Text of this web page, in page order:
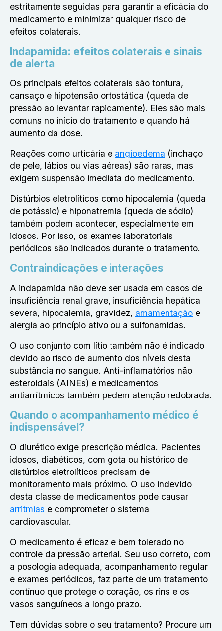
estritamente seguidas para garantir a eficácia do
medicamento e minimizar qualquer risco de
efeitos colaterais.
Indapamida: efeitos colaterais e sinais
de alerta
Os principais efeitos colaterais são tontura,
cansaço e hipotensão ortostática (queda de
pressão ao levantar rapidamente). Eles são mais
comuns no início do tratamento e quando há
aumento da dose.
Reações como urticária e angioedema (inchaço
de pele, lábios ou vias aéreas) são raras, mas
exigem suspensão imediata do medicamento.
Distúrbios eletrolíticos como hipocalemia (queda
de potássio) e hiponatremia (queda de sódio)
também podem acontecer, especialmente em
idosos. Por isso, os exames laboratoriais
periódicos são indicados durante o tratamento.
Contraindicações e interações
A indapamida não deve ser usada em casos de
insuficiência renal grave, insuficiência hepática
severa, hipocalemia, gravidez, amamentação e
alergia ao princípio ativo ou a sulfonamidas.
O uso conjunto com lítio também não é indicado
devido ao risco de aumento dos níveis desta
substância no sangue. Anti-inflamatórios não
esteroidais (AINEs) e medicamentos
antiarrítmicos também pedem atenção redobrada.
Quando o acompanhamento médico é
indispensável?
O diurético exige prescrição médica. Pacientes
idosos, diabéticos, com gota ou histórico de
distúrbios eletrolíticos precisam de
monitoramento mais próximo. O uso indevido
desta classe de medicamentos pode causar
arritmias e comprometer o sistema
cardiovascular.
O medicamento é eficaz e bem tolerado no
controle da pressão arterial. Seu uso correto, com
a posologia adequada, acompanhamento regular
e exames periódicos, faz parte de um tratamento
contínuo que protege o coração, os rins e os
vasos sanguíneos a longo prazo.
Tem dúvidas sobre o seu tratamento? Procure um